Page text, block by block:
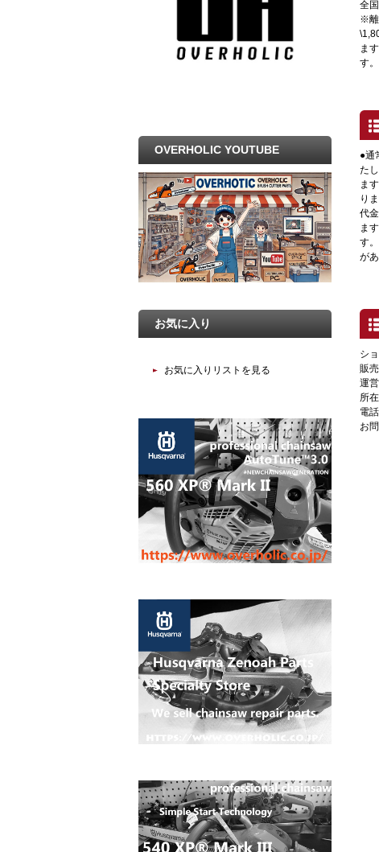
全
※離
ま
す。
●通
た
ま
り
代
ま
す
が
シ
販
運
所
電
お
OVERHOLIC YOUTUBE
お気に入り
お気に入りリストを見る